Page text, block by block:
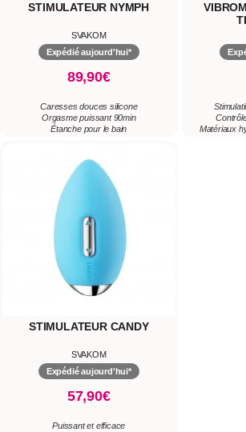
STIMULATEUR NYMPH
SVAKOM
Expédié aujourd'hui*
89,90€
Caresses douces silicone
Orgasme puissant 90min
Étanche pour le bain
Matériaux
STIMULATEUR CANDY
SVAKOM
Expédié aujourd'hui*
57,90€
Puissant et efficace